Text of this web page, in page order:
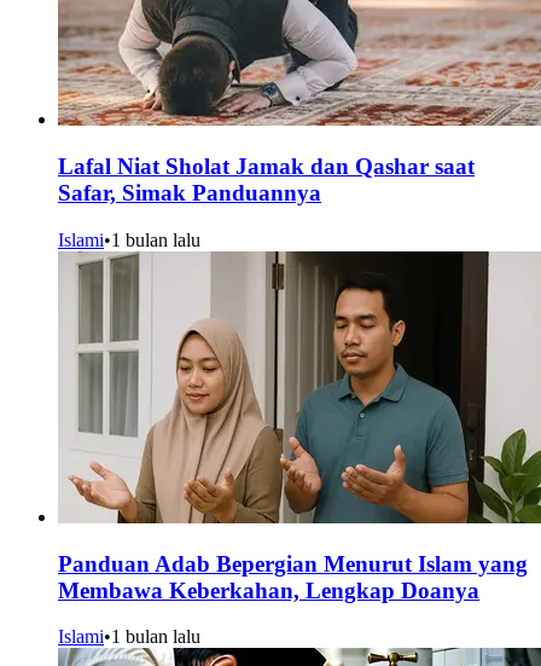
Lafal Niat Sholat Jamak dan Qashar saat
Safar, Simak Panduannya
Islami•1 bulan lalu
Panduan Adab Bepergian Menurut Islam yang
Membawa Keberkahan, Lengkap Doanya
Islami•1 bulan lalu